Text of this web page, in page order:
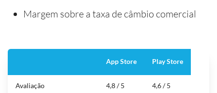
Margem sobre a taxa de câmbio comercial
App Store Play Store
Avaliação 4,8 / 5 4,6 / 5